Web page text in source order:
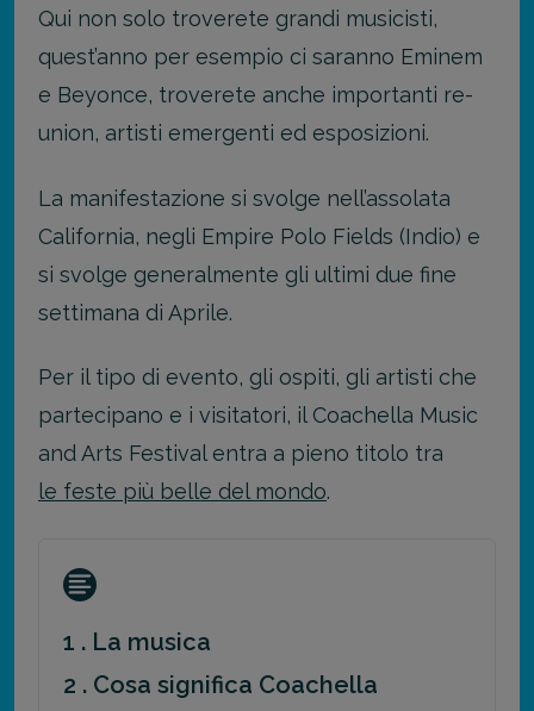
Qui non solo troverete grandi musicisti,
quest’anno per esempio ci saranno Eminem
e Beyonce, troverete anche importanti re-
union, artisti emergenti ed esposizioni.
La manifestazione si svolge nell’assolata
California, negli Empire Polo Fields (Indio) e
si svolge generalmente gli ultimi due fine
settimana di Aprile.
Per il tipo di evento, gli ospiti, gli artisti che
partecipano e i visitatori, il Coachella Music
and Arts Festival entra a pieno titolo tra
le feste più belle del mondo.
1 . La musica
2 . Cosa significa Coachella